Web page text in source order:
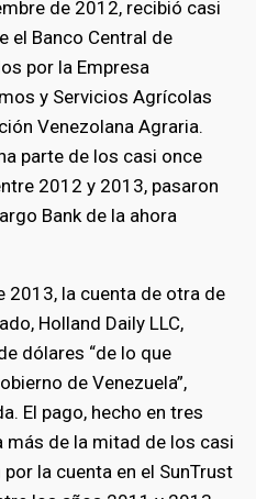
de 2012, recibió casi
el Banco Central de
por la Empresa
y Servicios Agrícolas
Venezolana Agraria.
parte de los casi once
2012 y 2013, pasaron
Bank de la ahora
2013, la cuenta de otra de
Holland Daily LLC,
dólares “de lo que
de Venezuela”,
El pago, hecho en tres
de la mitad de los casi
la cuenta en el SunTrust